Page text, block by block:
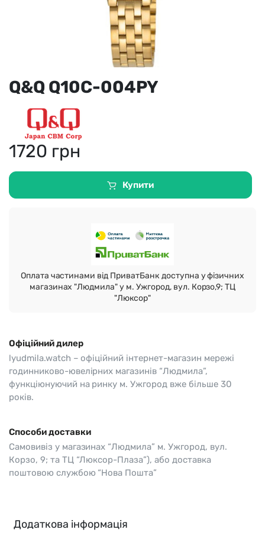
Q&Q Q10C-004PY
1720 грн
Купити
Оплата частинами від ПриватБанк доступна у фізичних
магазинах "Людмила" у м. Ужгород, вул. Корзо,9; ТЦ
"Люксор"
Офіційний дилер
lyudmila.watch – офіційний інтернет-магазин мережі
годинниково-ювелірних магазинів “Людмила”,
функціюнуючий на ринку м. Ужгород вже більше 30
років.
Способи доставки
Самовивіз у магазинах “Людмила” м. Ужгород, вул.
Корзо, 9; та ТЦ “Люксор-Плаза”), або доставка
поштовою службою “Нова Пошта”
Додаткова інформація